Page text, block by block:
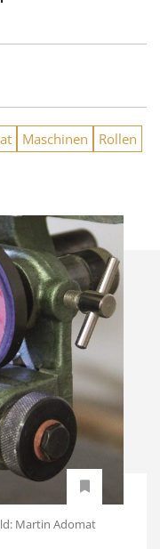
Maschinen
Rollen
Martin Adomat